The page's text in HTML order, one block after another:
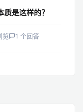
是这样的？
览 1 个回答